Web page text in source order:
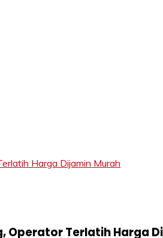
Harga Dijamin Murah
Operator Terlatih Harga